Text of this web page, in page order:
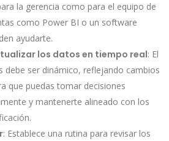
la gerencia como para el equipo de
como Power BI o un software
ayudarte.
los datos en tiempo real: El
debe ser dinámico, reflejando cambios
que puedas tomar decisiones
y mantenerte alineado con los
: Establece una rutina para revisar los